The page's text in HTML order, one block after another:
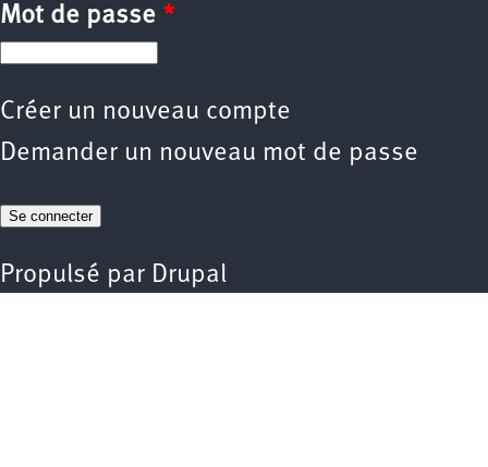
Mot de passe *
Créer un nouveau compte
Demander un nouveau mot de passe
Propulsé par Drupal